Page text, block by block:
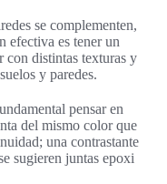
se complementen,
efectiva es tener un
con distintas texturas y
y paredes.
pensar en
del mismo color que
una contrastante
sugieren juntas epoxi